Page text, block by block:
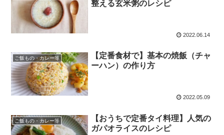
整える玄米粥のレシピ
2022.06.14
ご飯もの・カレー等
【定番食材で】基本の焼飯（チャ
ーハン）の作り方
2022.05.09
ご飯もの・カレー等
【おうちで定番タイ料理】人気の
ガパオライスのレシピ